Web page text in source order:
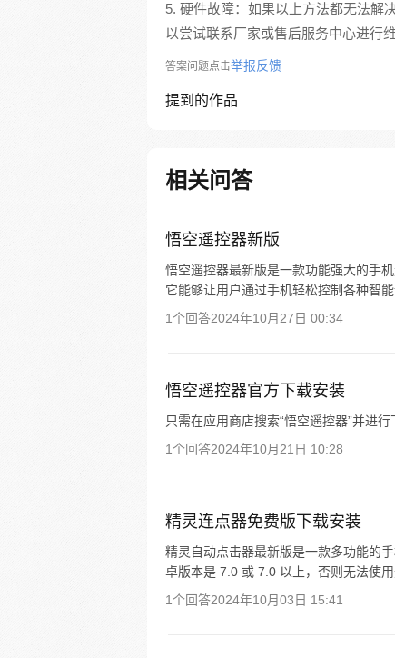
5. 硬件故障：如果以上方法都无法解
以尝试联系厂家或售后服务中心进行维
答案问题点击举报反馈
提到的作品
相关问答
悟空遥控器新版
悟空遥控器最新版是一款功能强大的手
它能够让用户通过手机轻松控制各种智
1个回答2024年10月27日 00:34
悟空遥控器官方下载安装
只需在应用商店搜索“悟空遥控器”并进行
1个回答2024年10月21日 10:28
精灵连点器免费版下载安装
精灵自动点击器最新版是一款多功能的
卓版本是 7.0 或 7.0 以上，否则无法使
1个回答2024年10月03日 15:41